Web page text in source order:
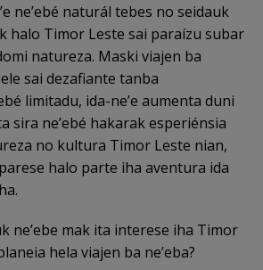
ne’ebé naturál tebes no seidauk
halo Timor Leste sai paraízu subar
natureza. Maski viajen ba
sai dezafiante tanba
limitadu, ida-ne’e aumenta duni
sira ne’ebé hakarak esperiénsia
no kultura Timor Leste nian,
halo parte iha aventura ida
ne’ebe mak ita interese iha Timor
hela viajen ba ne’eba?